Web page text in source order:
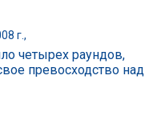
г.,
четырех раундов,
превосходство над